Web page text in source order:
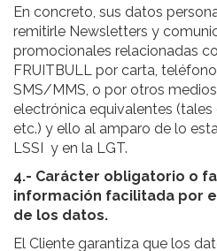
En concreto, sus datos
remitirle Newsletters y
promocionales relacionadas
FRUITBULL por carta,
SMS/MMS, o por otros
electrónica equivalentes
etc.) y ello al amparo de lo
LSSI y en la LGT.
4.- Carácter obligatorio o
información facilitada por
de los datos.
El Cliente garantiza que los